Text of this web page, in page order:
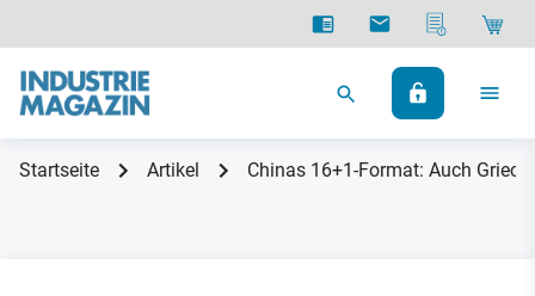
Startseite Artikel Chinas 16+1-Format: Auch